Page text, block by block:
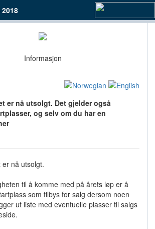
2018
Informasjon
er nå utsolgt. Det gjelder også
og selv om du har en
er nå utsolgt.
til å komme med på årets løp er å
som tilbys for salg dersom noen
ut liste med eventuelle plasser til salgs